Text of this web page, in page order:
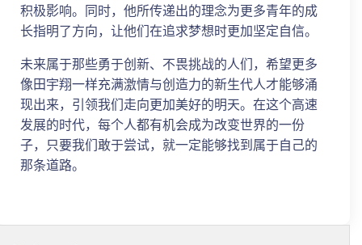
积极影响。同时，他所传递出的理念为更多青年的成
长指明了方向，让他们在追求梦想时更加坚定自信。
未来属于那些勇于创新、不畏挑战的人们，希望更多
像田宇翔一样充满激情与创造力的新生代人才能够涌
现出来，引领我们走向更加美好的明天。在这个高速
发展的时代，每个人都有机会成为改变世界的一份
子，只要我们敢于尝试，就一定能够找到属于自己的
那条道路。